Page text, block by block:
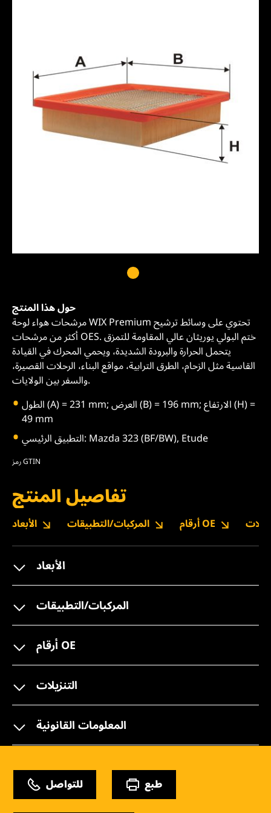
حول هذا المنتج
مرشحات هواء لوحة WIX Premium تحتوي على وسائط ترشيح
أكثر من مرشحات OES. ختم البولي يوريثان عالي المقاومة للتمزق
يتحمل الحرارة والبرودة الشديدة، ويحمي المحرك في القيادة
القاسية مثل الزحام، الطرق الترابية، مواقع البناء، الرحلات القصيرة،
والسفر بين الولايات.
الطول (A) = 231 mm; العرض (B) = 196 mm; الارتفاع (H) =
49 mm
التطبيق الرئيسي: Mazda 323 (BF/BW), Etude
رمز GTIN
تفاصيل المنتج
الأبعاد المركبات/التطبيقات أرقام OE
الأبعاد
المركبات/التطبيقات
أرقام OE
التنزيلات
المعلومات القانونية
للتواصل طبع